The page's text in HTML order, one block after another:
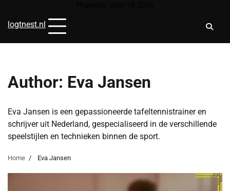
content
logtnest.nl
Author: Eva Jansen
Eva Jansen is een gepassioneerde tafeltennistrainer en
schrijver uit Nederland, gespecialiseerd in de verschillende
speelstijlen en technieken binnen de sport.
Home Eva Jansen